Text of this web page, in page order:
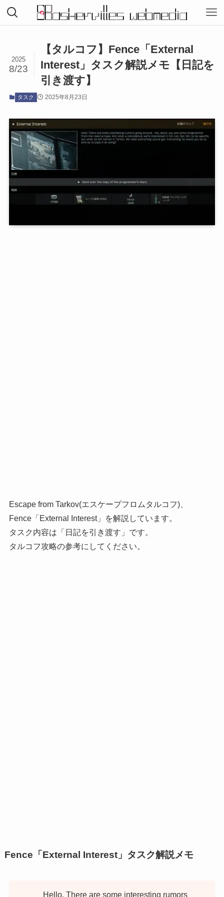
【タルコフ】Fence「External
Interest」タスク解説メモ【日記を
引き渡す】
2025
8/23
タスク 2025年8月23日
Escape from Tarkov(エスケープフロムタルコフ)、
Fence「External Interest」を解説しています。
タスク内容は「日記を引き渡す」です。
タルコフ攻略の参考にしてください。
Fence「External Interest」タスク解説メモ
Hello. There are some interesting rumors